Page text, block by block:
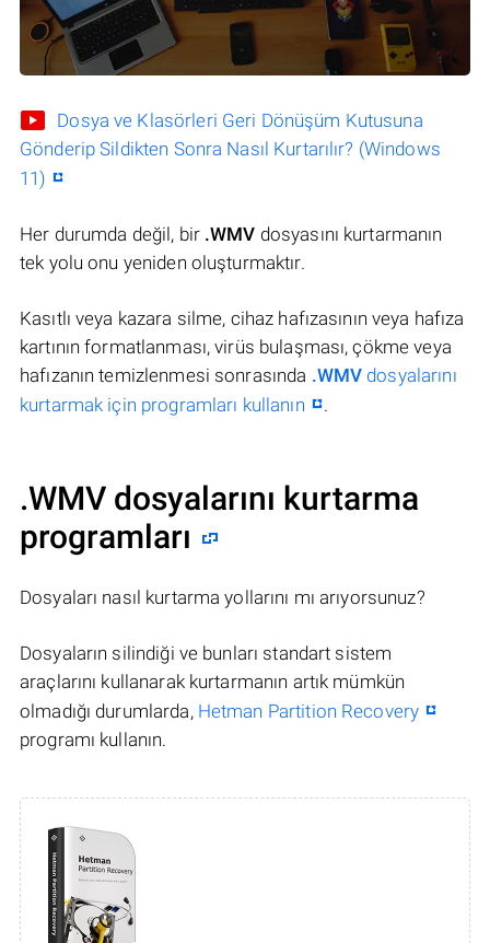
Dosya ve Klasörleri Geri Dönüşüm Kutusuna
Gönderip Sildikten Sonra Nasıl Kurtarılır? (Windows
11)
Her durumda değil, bir .WMV dosyasını kurtarmanın
tek yolu onu yeniden oluşturmaktır.
Kasıtlı veya kazara silme, cihaz hafızasının veya hafıza
kartının formatlanması, virüs bulaşması, çökme veya
hafızanın temizlenmesi sonrasında .WMV dosyalarını
kurtarmak için programları kullanın
.
.WMV dosyalarını kurtarma
programları
Dosyaları nasıl kurtarma yollarını mı arıyorsunuz?
Dosyaların silindiği ve bunları standart sistem
araçlarını kullanarak kurtarmanın artık mümkün
olmadığı durumlarda, Hetman Partition Recovery
programı kullanın.